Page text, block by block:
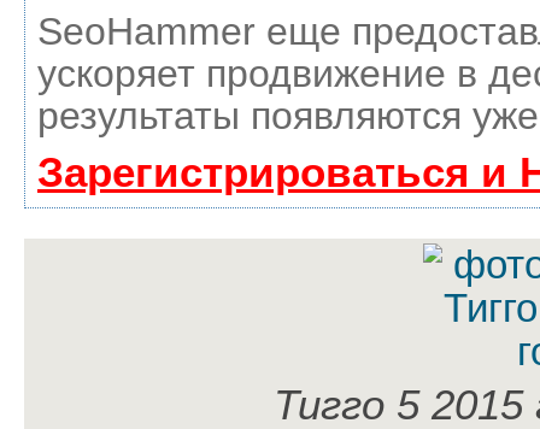
SeoHammer еще
ускоряет продвижение в
результаты появляются
Зарегистрироваться и
Тигго 5 2015